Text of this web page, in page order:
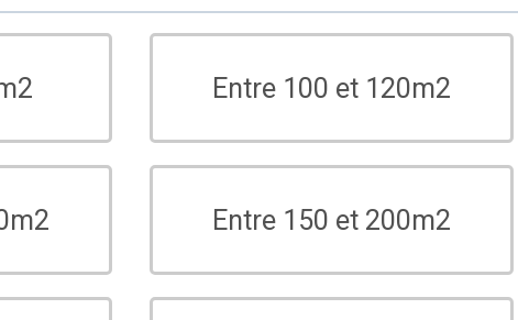
Entre 100 et 120m2
Entre 150 et 200m2